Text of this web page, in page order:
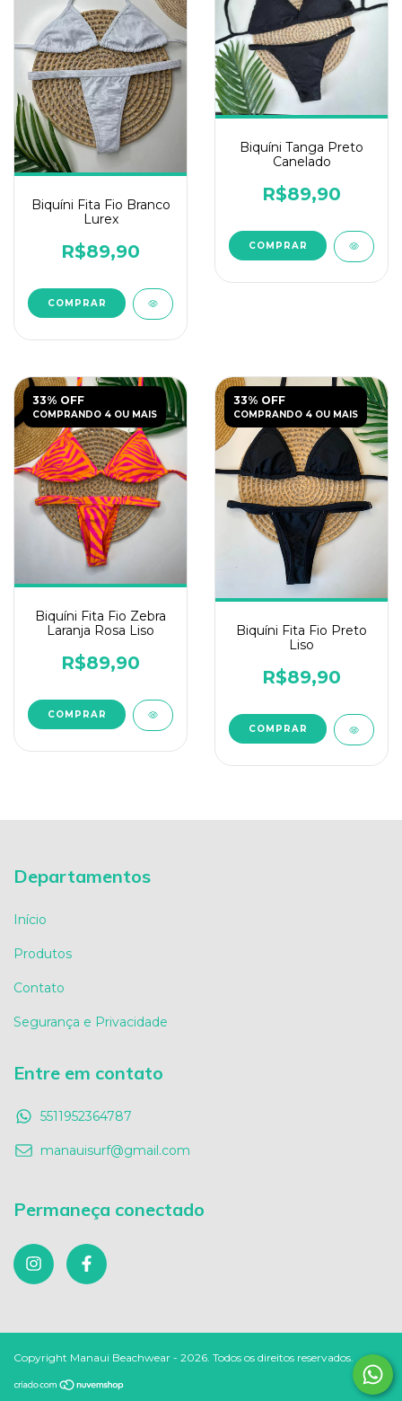
Biquíni Fita Fio Branco
Lurex
R$89,90
COMPRAR
Biquíni Tanga Preto
Canelado
R$89,90
COMPRAR
33% OFF
COMPRANDO 4 OU MAIS
Biquíni Fita Fio Zebra
Laranja Rosa Liso
R$89,90
COMPRAR
33% OFF
COMPRANDO 4 OU MAIS
Biquíni Fita Fio Preto
Liso
R$89,90
COMPRAR
Departamentos
Início
Produtos
Contato
Segurança e Privacidade
Entre em contato
5511952364787
manauisurf@gmail.com
Permaneça conectado
Copyright Manaui Beachwear - 2026. Todos os direitos reservados.